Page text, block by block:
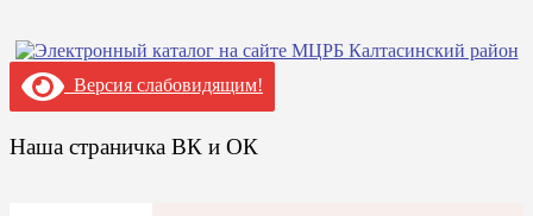
Версия слабовидящим!
Наша страничка ВК и ОК